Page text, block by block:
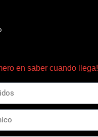
en saber cuando llega!